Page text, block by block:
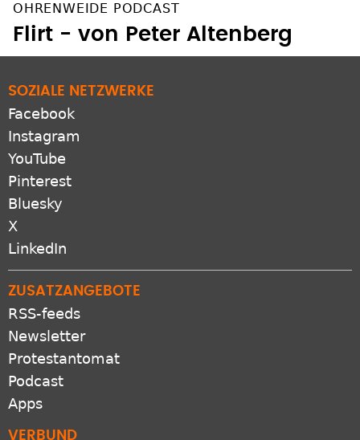
OHRENWEIDE PODCAST
Flirt - von Peter Altenberg
SOZIALE NETZWERKE
Facebook
Instagram
YouTube
Pinterest
Bluesky
X
LinkedIn
ZUSATZANGEBOTE
RSS-feeds
Newsletter
Protestantomat
Podcast
Apps
VERBUND